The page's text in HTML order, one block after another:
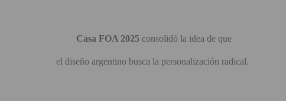
Casa FOA 2025 consolidó la idea de que
el diseño argentino busca la personalización radical.